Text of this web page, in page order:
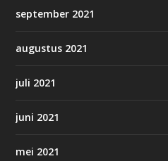
september 2021
augustus 2021
juli 2021
juni 2021
mei 2021